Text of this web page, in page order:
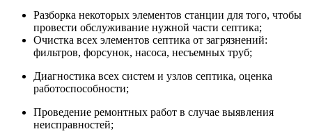
Разборка некоторых элементов станции для того, чтобы
провести обслуживание нужной части септика;
Очистка всех элементов септика от загрязнений:
фильтров, форсунок, насоса, несъемных труб;
Диагностика всех систем и узлов септика, оценка
работоспособности;
Проведение ремонтных работ в случае выявления
неисправностей;